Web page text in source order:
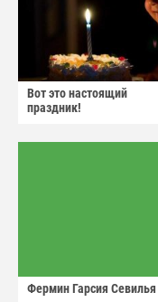
Вот это настоящий
праздник!
Фермин Гарсия Севилья